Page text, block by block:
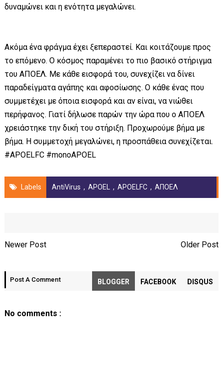
δυναμώνει και η ενότητα μεγαλώνει.
Ακόμα ένα φράγμα έχει ξεπεραστεί. Και κοιτάζουμε προς
το επόμενο. Ο κόσμος παραμένει το πιο βασικό στήριγμα
του ΑΠΟΕΛ. Με κάθε εισφορά του, συνεχίζει να δίνει
παραδείγματα αγάπης και αφοσίωσης. Ο κάθε ένας που
συμμετέχει με όποια εισφορά και αν είναι, να νιώθει
περήφανος. Γιατί δήλωσε παρών την ώρα που ο ΑΠΟΕΛ
χρειάστηκε την δική του στήριξη. Προχωρούμε βήμα με
βήμα. Η συμμετοχή μεγαλώνει, η προσπάθεια συνεχίζεται.
#APOELFC #monoAPOEL
Labels AntiVirus , APOEL , APOELFC , ΑΠΟΕΛ
Newer Post Older Post
Post A Comment BLOGGER FACEBOOK DISQUS
No comments :